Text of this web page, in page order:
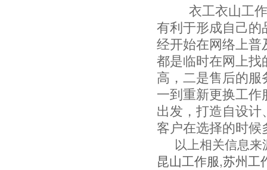
衣工衣山工作
有利于形成自己
经开始在网络上
都是临时在网上找
高，二是售后的
一到重新更换工
出发，打造自设
客户在选择的时
以上相关信息
昆山工作服,苏州工